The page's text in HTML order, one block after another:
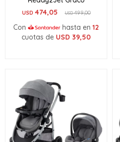
USD 474,05 USD499,00
Con hasta en 12
cuotas de USD 39,50